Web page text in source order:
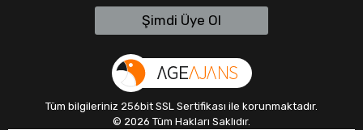
Şimdi Üye Ol
Tüm bilgileriniz 256bit SSL Sertifikası ile korunmaktadır.
© 2026 Tüm Hakları Saklıdır.